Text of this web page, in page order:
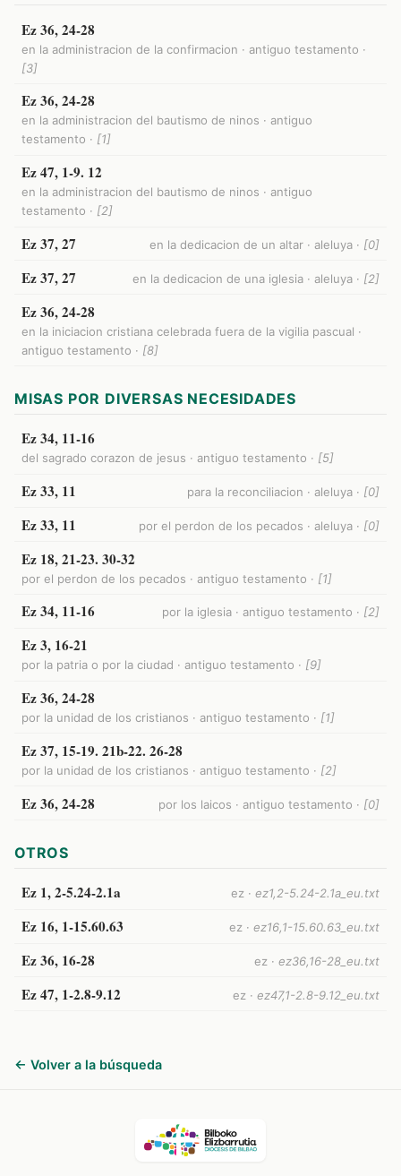
Ez 36, 24-28
en la administracion de la confirmacion · antiguo testamento ·
[3]
Ez 36, 24-28
en la administracion del bautismo de ninos · antiguo
testamento · [1]
Ez 47, 1-9. 12
en la administracion del bautismo de ninos · antiguo
testamento · [2]
Ez 37, 27 en la dedicacion de un altar · aleluya · [0]
Ez 37, 27 en la dedicacion de una iglesia · aleluya · [2]
Ez 36, 24-28
en la iniciacion cristiana celebrada fuera de la vigilia pascual ·
antiguo testamento · [8]
MISAS POR DIVERSAS NECESIDADES
Ez 34, 11-16
del sagrado corazon de jesus · antiguo testamento · [5]
Ez 33, 11 para la reconciliacion · aleluya · [0]
Ez 33, 11 por el perdon de los pecados · aleluya · [0]
Ez 18, 21-23. 30-32
por el perdon de los pecados · antiguo testamento · [1]
Ez 34, 11-16 por la iglesia · antiguo testamento · [2]
Ez 3, 16-21
por la patria o por la ciudad · antiguo testamento · [9]
Ez 36, 24-28
por la unidad de los cristianos · antiguo testamento · [1]
Ez 37, 15-19. 21b-22. 26-28
por la unidad de los cristianos · antiguo testamento · [2]
Ez 36, 24-28 por los laicos · antiguo testamento · [0]
OTROS
Ez 1, 2-5.24-2.1a ez · ez1,2-5.24-2.1a_eu.txt
Ez 16, 1-15.60.63 ez · ez16,1-15.60.63_eu.txt
Ez 36, 16-28 ez · ez36,16-28_eu.txt
Ez 47, 1-2.8-9.12 ez · ez47,1-2.8-9.12_eu.txt
← Volver a la búsqueda